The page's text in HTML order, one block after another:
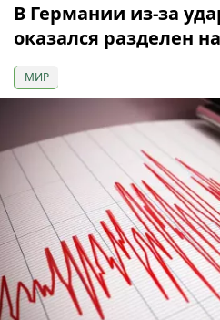
В Германии из-за
оказался разделен
МИР